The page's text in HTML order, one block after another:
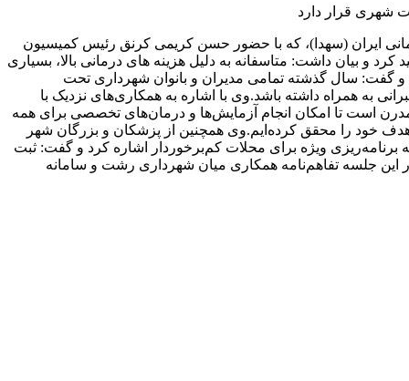
شهری قرار دارد
ایران (سهدا)، که با حضور حسن کریمی کرنق رئیس کمیسیون
بیان داشت: متاسفانه به دلیل هزینه های درمانی بالا، بسیاری
و گفت: سال گذشته تمامی مدیران و بانوان شهرداری تحت
به همراه داشته باشد.وی با اشاره به همکاری‌های نزدیک با
است تا امکان انجام آزمایش‌ها و درمان‌های تخصصی برای همه
هدف خود را محقق کرده‌ایم.وی همچنین از پزشکان و بزرگان شهر
برنامه‌ریزی ویژه برای محلات کم‌برخوردار اشاره کرد و گفت: ثبت
این جلسه تفاهم‌نامه همکاری میان شهرداری رشت و سامانه